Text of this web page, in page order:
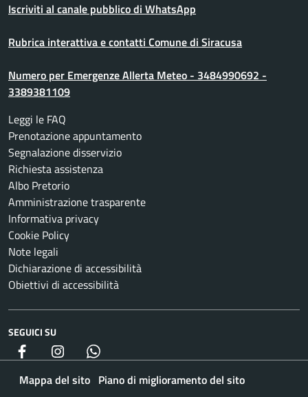
Iscriviti al canale pubblico di WhatsApp
Rubrica interattiva e contatti Comune di Siracusa
Numero per Emergenze Allerta Meteo - 3484990692 -
3389381109
Leggi le FAQ
Prenotazione appuntamento
Segnalazione disservizio
Richiesta assistenza
Albo Pretorio
Amministrazione trasparente
Informativa privacy
Cookie Policy
Note legali
Dichiarazione di accessibilità
Obiettivi di accessibilità
SEGUICI SU
Facebook Instagram
Mappa del sito Piano di miglioramento del sito